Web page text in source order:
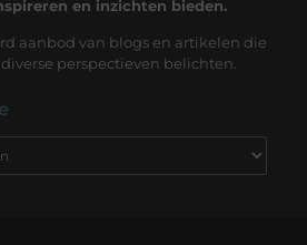
en inzichten bieden.
aanbod van blogs en artikelen die
perspectieven belichten.